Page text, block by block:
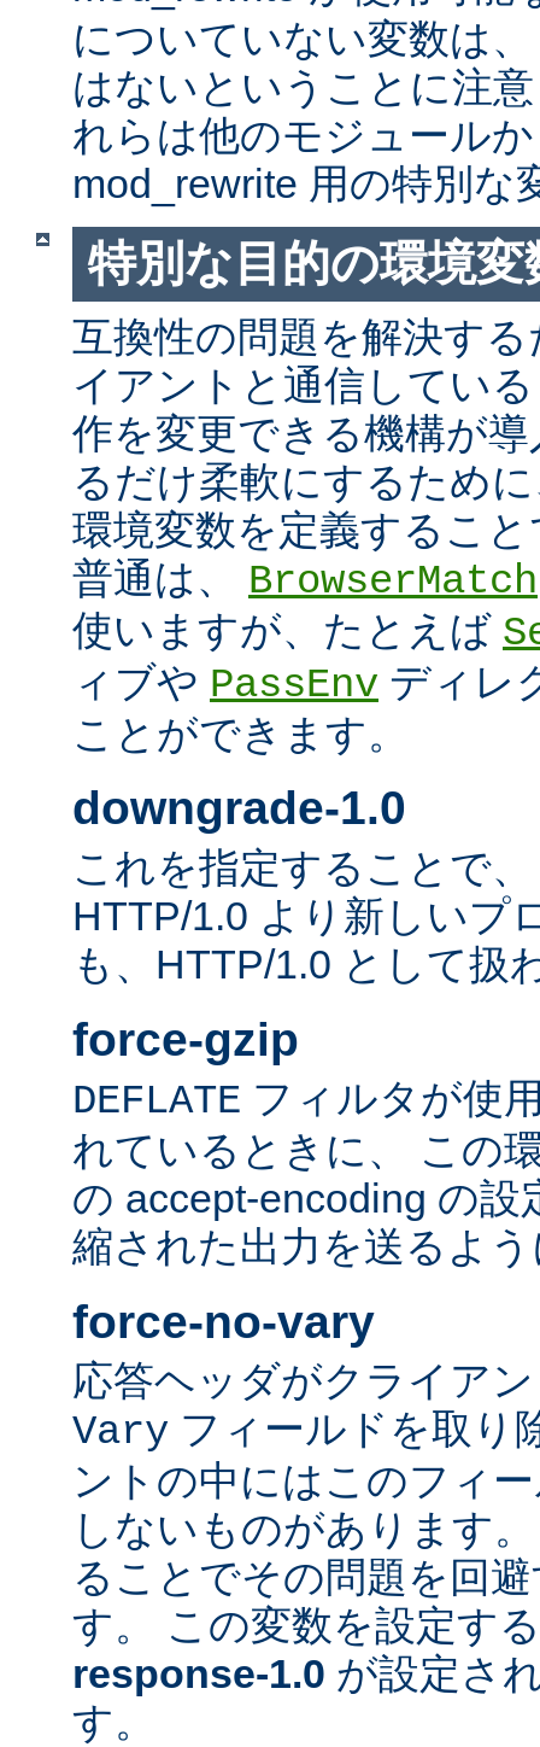
についていない変数は
はないということに注
れらは他のモジュール
mod_rewrite 用の特別な
特別な目的の環境変
互換性の問題を解決す
イアントと通信してい
作を変更できる機構が
るだけ柔軟にするため
環境変数を定義するこ
普通は、 BrowserMatch
使いますが、たとえば
ィブや PassEnv ディレ
ことができます。
downgrade-1.0
これを指定することで
HTTP/1.0 より新しいプ
も、HTTP/1.0 として扱
force-gzip
DEFLATE フィルタが使
れているときに、 この
の accept-encoding の
縮された出力を送るよ
force-no-vary
応答ヘッダがクライア
Vary フィールドを取り
ントの中にはこのフィ
しないものがあります
ることでその問題を回
す。 この変数を設定す
response-1.0 が設定さ
す。